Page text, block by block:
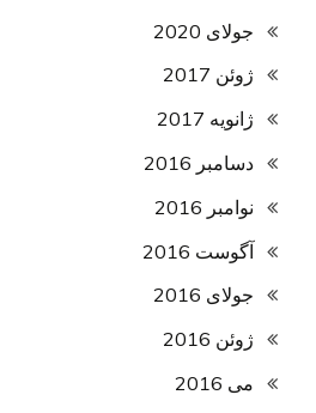
جولای 2020
ژوئن 2017
ژانویه 2017
دسامبر 2016
نوامبر 2016
آگوست 2016
جولای 2016
ژوئن 2016
می 2016